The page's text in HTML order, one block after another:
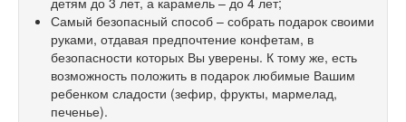
Самый безопасный способ – собрать подарок своими
руками, отдавая предпочтение конфетам, в
безопасности которых Вы уверены. К тому же, есть
возможность положить в подарок любимые Вашим
ребенком сладости (зефир, фрукты, мармелад,
печенье).